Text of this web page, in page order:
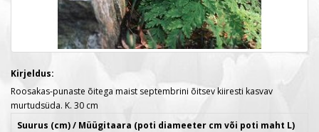
Kirjeldus:
Roosakas-punaste õitega maist septembrini õitsev kiiresti kasvav
murtudsüda. K. 30 cm
Suurus (cm) / Müügitaara (poti diameeter cm või poti maht L)